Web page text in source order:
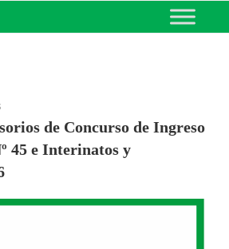
DE EDUCACIÓN
de Concurso de Ingreso
45 e Interinatos y